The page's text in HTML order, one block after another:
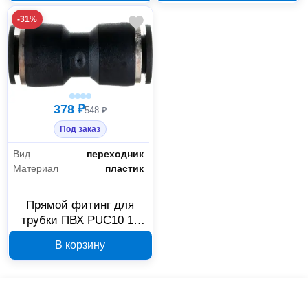
-31%
378 ₽548 ₽
Под заказ
Вид
переходник
Материал
пластик
Прямой фитинг для
трубки ПВХ PUC10 10
арт. PUC10
В корзину